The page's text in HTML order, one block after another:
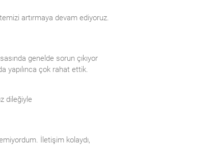
artırmaya devam ediyoruz.
genelde sorun çıkıyor
yapılınca çok rahat ettik.
dileğiyle
İletişim kolaydı,